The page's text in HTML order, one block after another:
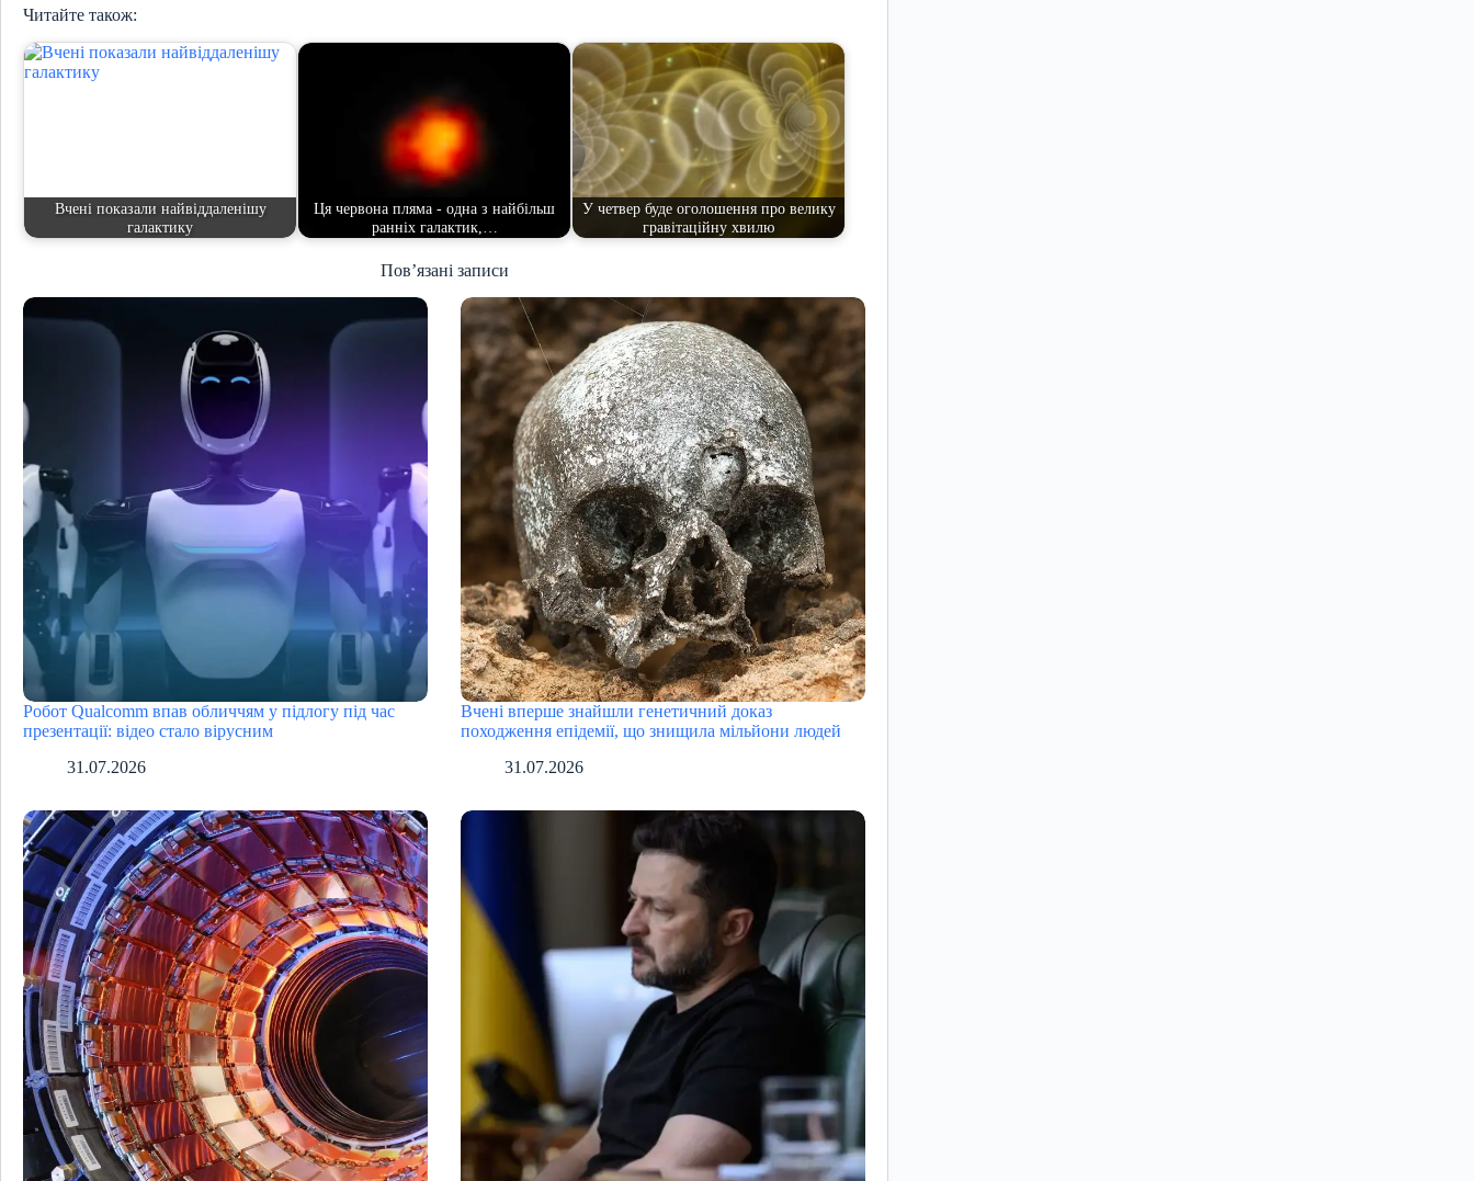
Читайте також:
Вчені показали найвіддаленішу
галактику
Ця червона пляма - одна з найбільш
ранніх галактик,…
У четвер буде оголошення про велику
гравітаційну хвилю
Пов’язані записи
Робот Qualcomm впав обличчям у підлогу під час
презентації: відео стало вірусним
31.07.2026
Вчені вперше знайшли генетичний доказ
походження епідемії, що знищила мільйони людей
31.07.2026